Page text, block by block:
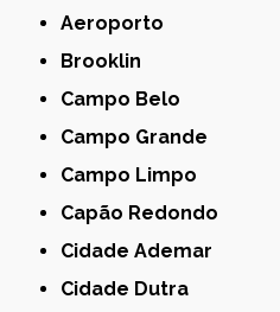
Aeroporto
Brooklin
Campo Belo
Campo Grande
Campo Limpo
Capão Redondo
Cidade Ademar
Cidade Dutra